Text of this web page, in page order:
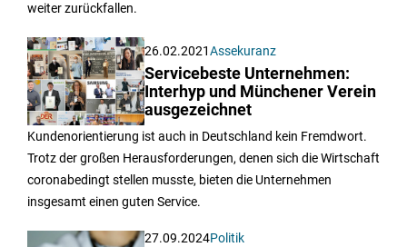
weiter zurückfallen.
26.02.2021Assekuranz
Servicebeste Unternehmen:
Interhyp und Münchener Verein
ausgezeichnet
Kundenorientierung ist auch in Deutschland kein Fremdwort.
Trotz der großen Herausforderungen, denen sich die Wirtschaft
coronabedingt stellen musste, bieten die Unternehmen
insgesamt einen guten Service.
27.09.2024Politik